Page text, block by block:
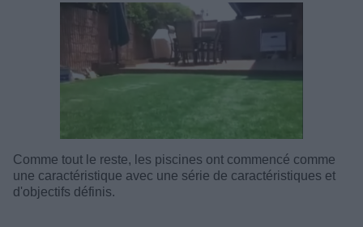
Comme tout le reste, les piscines ont commencé comme
une caractéristique avec une série de caractéristiques et
d'objectifs définis.